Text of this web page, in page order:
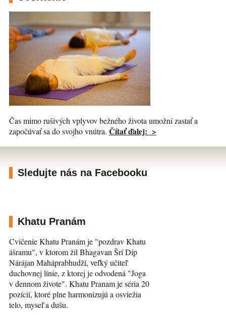
Čas mimo rušivých vplyvov bežného života umožní zastať a
započúvať sa do svojho vnútra. Čítať ďalej: >
Sledujte nás na Facebooku
Khatu Pranám
Cvičenie Khatu Pranám je "pozdrav Khatu
ášramu", v ktorom žil Bhagavan Šrí Díp
Nárájan Maháprabhudží, veľký učiteľ
duchovnej línie, z ktorej je odvodená "Joga
v dennom živote". Khatu Pranam je séria 20
pozícií, ktoré plne harmonizujú a osviežia
telo, myseľ a dušu.